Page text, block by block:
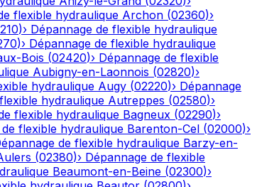
flexible hydraulique Archon (02360)›
)› Dépannage de flexible hydraulique
)› Dépannage de flexible hydraulique
Bois (02420)› Dépannage de flexible
Aubigny-en-Laonnois (02820)›
hydraulique Augy (02220)› Dépannage
hydraulique Autreppes (02580)›
flexible hydraulique Bagneux (02290)›
flexible hydraulique Barenton-Cel (02000)›
de flexible hydraulique Barzy-en-
(02380)› Dépannage de flexible
Beaumont-en-Beine (02300)›